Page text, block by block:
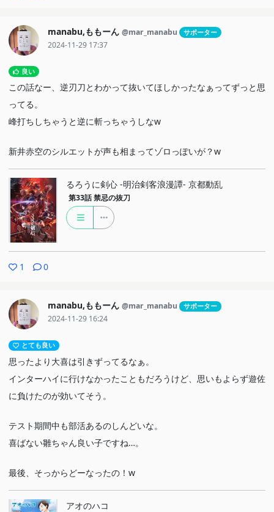
manabu,ももーん @mar_manabu サポーター
2024-11-29 17:37
良い
この話なー、逆刃刀とわかって抜いてほしかったなぁってずっと思
ってる。
峰打ちしちゃうと逆に斬っちゃうしなw
新井赤空のシルエットが声も相まってゾロっぽいが？w
るろうに剣心 -明治剣客浪漫譚- 京都動乱
第33話 禁忌の抜刀
1 0
manabu,ももーん @mar_manabu サポーター
2024-11-29 16:24
とても良い
思ったより大喜は引きずってるなぁ。
インターハイに行けなかったこともだろうけど、思いもよらず遊佐
に負けたのが効いてそう。
テスト期間中も部活あるのしんどいな。
喜ばない雛ちゃん良い子ですね…。
最後、そっからどーなったの！w
アオのハコ